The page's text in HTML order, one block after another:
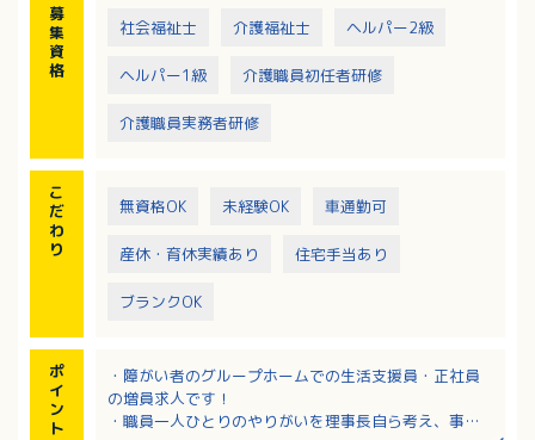
※グループホーム利用者（定員5名）、併設ショートス
テイ（定員3名）※10月に3床増設予定
※夜間は支援員2名体制のため、安心して支援を行える
職場環境あり
募
集
資
格
社会福祉士 介護福祉士 ヘルパー2級
ヘルパー1級 介護職員初任者研修
介護職員実務者研修
こ
だ
わ
り
無資格OK 未経験OK 車通勤可
産休・育休実績あり 住宅手当あり
ブランクOK
ポ
イ
ン
ト
・障がい者のグループホームでの生活支援員・正社員
の増員求人です！
・職員一人ひとりのやりがいを理事長自ら考え、事業